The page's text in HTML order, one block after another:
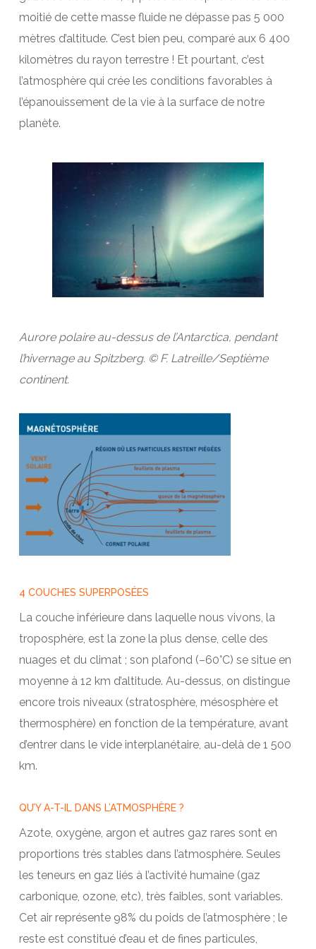
moitié de cette masse fluide ne dépasse pas 5 000
mètres d’altitude. C’est bien peu, comparé aux 6 400
kilomètres du rayon terrestre ! Et pourtant, c’est
l’atmosphère qui crée les conditions favorables à
l’épanouissement de la vie à la surface de notre
planète.
Aurore polaire au-dessus de l’Antarctica, pendant
l’hivernage au Spitzberg. © F. Latreille/Septième
continent.
4 COUCHES SUPERPOSÉES
La couche inférieure dans laquelle nous vivons, la
troposphère, est la zone la plus dense, celle des
nuages et du climat ; son plafond (–60°C) se situe en
moyenne à 12 km d’altitude. Au-dessus, on distingue
encore trois niveaux (stratosphère, mésosphère et
thermosphère) en fonction de la température, avant
d’entrer dans le vide interplanétaire, au-delà de 1 500
km.
QU’Y A-T-IL DANS L’ATMOSPHÈRE ?
Azote, oxygène, argon et autres gaz rares sont en
proportions très stables dans l’atmosphère. Seules
les teneurs en gaz liés à l’activité humaine (gaz
carbonique, ozone, etc), très faibles, sont variables.
Cet air représente 98% du poids de l’atmosphère ; le
reste est constitué d’eau et de fines particules,